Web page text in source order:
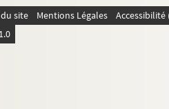
site Mentions Légales